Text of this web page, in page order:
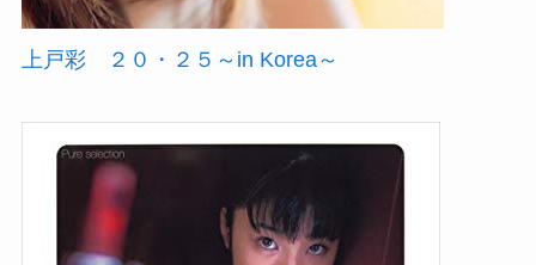
上戸彩 ２０・２５～in Korea～